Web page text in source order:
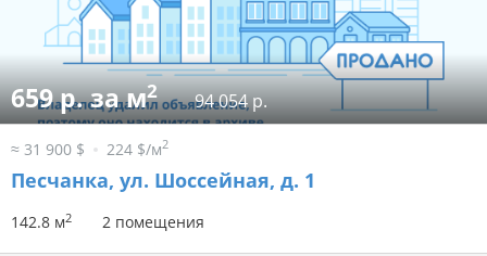
659 р. за м2 94 054 р.
≈ 31 900 $ 224 $/м2
Песчанка, ул. Шоссейная, д. 1
142.8 м2 2 помещения